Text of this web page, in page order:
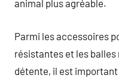
animal plus agréable.
Parmi les accessoires
résistantes et les
détente, il est